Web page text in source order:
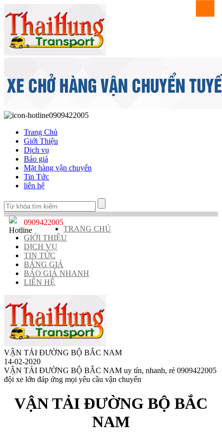
0909422005
Trang Chủ
Giới Thiệu
Dịch vụ
Báo giá
Mặt hàng vận chuyển
Tin Tức
liên hệ
0909422005
TRANG CHỦ
GIỚI THIỆU
DỊCH VỤ
TIN TỨC
BẢNG GIÁ
BÁO GIÁ NHANH
LIÊN HỆ
VẬN TẢI ĐƯỜNG BỘ BẮC NAM
14-02-2020
VẬN TẢI ĐƯỜNG BỘ BẮC NAM uy tín, nhanh, rẻ 0909422005
đội xe lớn đáp ứng mọi yêu cầu vận chuyển
VẬN TẢI ĐƯỜNG BỘ BẮC
NAM